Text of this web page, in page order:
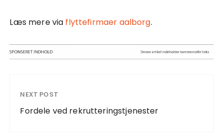
Læs mere via flyttefirmaer aalborg.
NEXT POST
Fordele ved rekrutteringstjenester